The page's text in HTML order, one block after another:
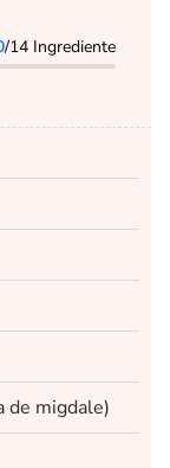
/14 Ingrediente
de migdale)